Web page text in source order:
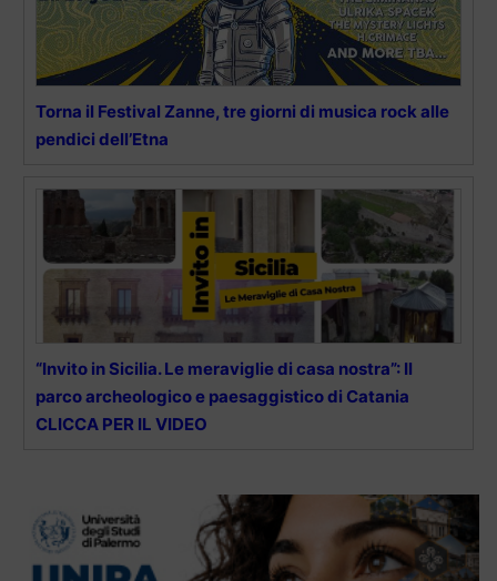
Torna il Festival Zanne, tre giorni di musica rock alle
pendici dell’Etna
“Invito in Sicilia. Le meraviglie di casa nostra”: Il
parco archeologico e paesaggistico di Catania
CLICCA PER IL VIDEO